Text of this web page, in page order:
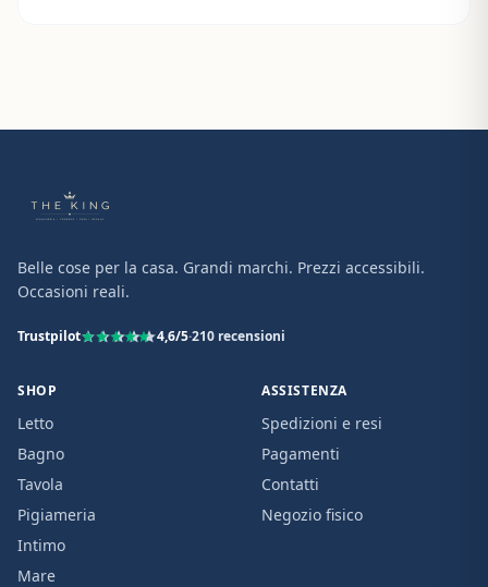
Belle cose per la casa. Grandi marchi. Prezzi accessibili.
Occasioni reali.
Trustpilot 4,6/5·210 recensioni
SHOP
Letto
Bagno
Tavola
Pigiameria
Intimo
Mare
ASSISTENZA
Spedizioni e resi
Pagamenti
Contatti
Negozio fisico